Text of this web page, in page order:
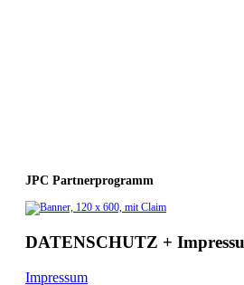
JPC Partnerprogramm
DATENSCHUTZ +
Impressum